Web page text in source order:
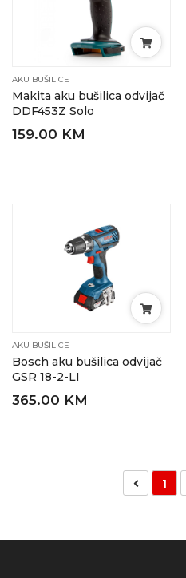
AKU BUŠILICE
Makita aku bušilica odvijač
DDF453Z Solo
159.00 KM
AKU BUŠILICE
Bosch aku bušilica odvijač
GSR 18-2-LI
365.00 KM
1